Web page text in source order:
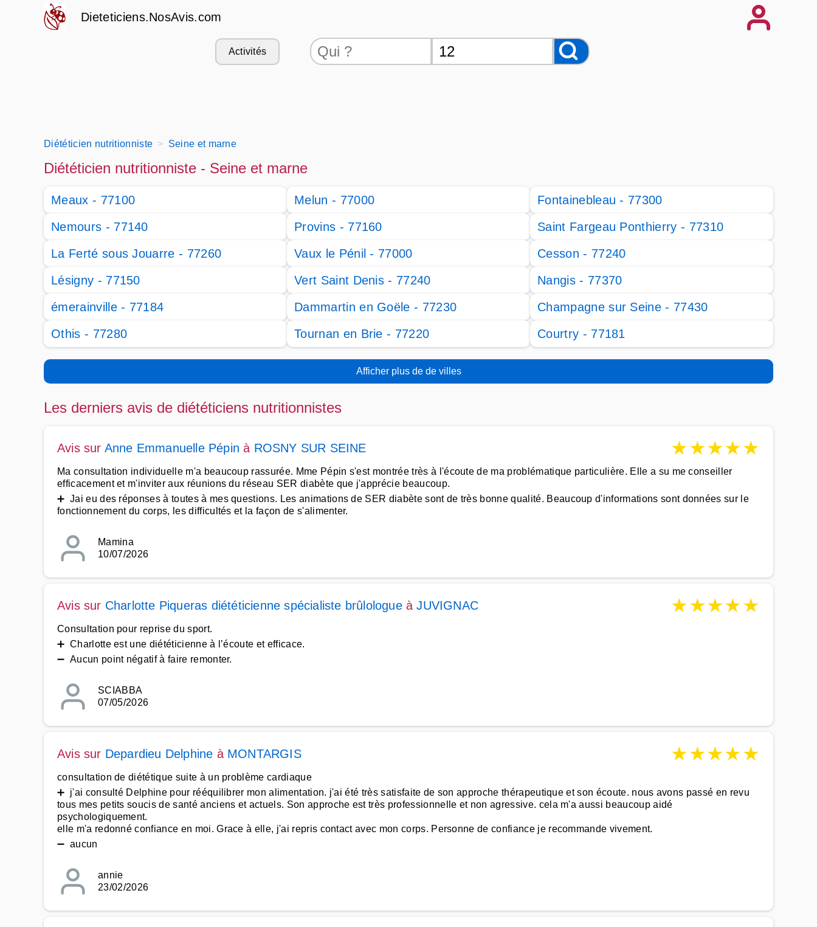
Dieteticiens.NosAvis.com
Activités
Diététicien nutritionniste Seine et marne
Diététicien nutritionniste - Seine et marne
Meaux - 77100 Melun - 77000
Fontainebleau - 77300
Nemours - 77140
Provins - 77160
Saint Fargeau Ponthierry - 77310
La Ferté sous Jouarre - 77260
Vaux le Pénil - 77000
Cesson - 77240
Lésigny - 77150
Vert Saint Denis - 77240
Nangis - 77370
émerainville - 77184
Dammartin en Goële - 77230
Champagne sur Seine - 77430
Othis - 77280
Tournan en Brie - 77220 Courtry - 77181
Afficher plus de de villes
Les derniers avis de diététiciens nutritionnistes
Avis sur Anne Emmanuelle Pépin à ROSNY SUR SEINE ★★★★★
Ma consultation individuelle m'a beaucoup rassurée. Mme Pépin s'est montrée très à l'écoute de ma problématique particulière. Elle a su me conseiller
efficacement et m'inviter aux réunions du réseau SER diabète que j'apprécie beaucoup.
➕ Jai eu des réponses à toutes à mes questions. Les animations de SER diabète sont de très bonne qualité. Beaucoup d'informations sont données sur le
fonctionnement du corps, les difficultés et la façon de s'alimenter.
Mamina
10/07/2026
Avis sur Charlotte Piqueras diététicienne spécialiste brûlologueàJUVIGNAC ★★★★★
Consultation pour reprise du sport.
➕ Charlotte est une diététicienne à l’écoute et efficace.
➖ Aucun point négatif à faire remonter.
SCIABBA
07/05/2026
Avis sur Depardieu Delphine à MONTARGIS ★★★★★
consultation de diététique suite à un problème cardiaque
➕ j'ai consulté Delphine pour rééquilibrer mon alimentation. j'ai été très satisfaite de son approche thérapeutique et son écoute. nous avons passé en revu
tous mes petits soucis de santé anciens et actuels. Son approche est très professionnelle et non agressive. cela m'a aussi beaucoup aidé
psychologiquement.
elle m'a redonné confiance en moi. Grace à elle, j'ai repris contact avec mon corps. Personne de confiance je recommande vivement.
➖ aucun
annie
23/02/2026